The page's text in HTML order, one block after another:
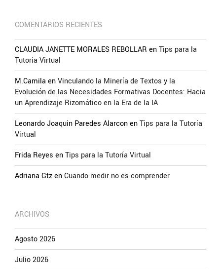
COMENTARIOS RECIENTES
CLAUDIA JANETTE MORALES REBOLLAR enTips para la
Tutoría Virtual
M.Camila enVinculando la Minería de Textos y la
Evolución de las Necesidades Formativas Docentes: Hacia
un Aprendizaje Rizomático en la Era de la IA
Leonardo Joaquin Paredes AlarconenTips para la Tutoría
Virtual
Frida Reyes enTips para la Tutoría Virtual
Adriana GtzenCuando medir no es comprender
ARCHIVOS
Agosto 2026
Julio 2026